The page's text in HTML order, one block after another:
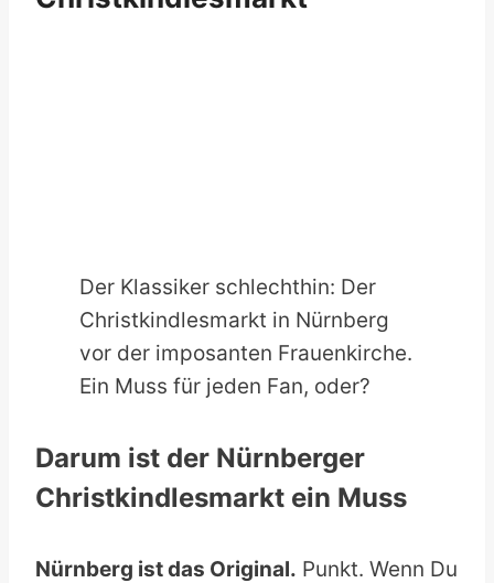
Der Klassiker schlechthin: Der
Christkindlesmarkt in Nürnberg
vor der imposanten Frauenkirche.
Ein Muss für jeden Fan, oder?
Darum ist der Nürnberger
Christkindlesmarkt ein Muss
Nürnberg ist das Original. Punkt. Wenn Du